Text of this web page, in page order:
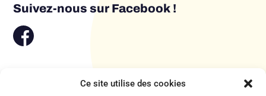
Ce site utilise des cookies
Suivez-nous sur Facebook !